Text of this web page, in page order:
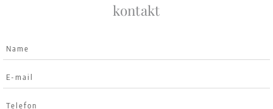
kontakt